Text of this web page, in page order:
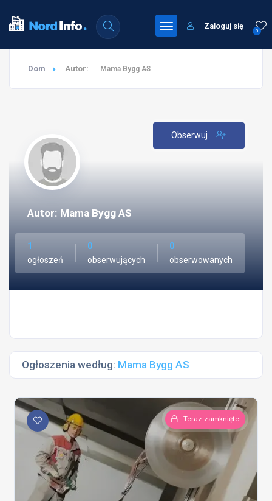
0
Zaloguj się
Dom Autor: Mama Bygg AS
Autor: Mama Bygg AS
1
ogłoszeń
0
obserwujących
0
obserwowanych
Obserwuj
Ogłoszenia według: Mama Bygg AS
Teraz zamknięte